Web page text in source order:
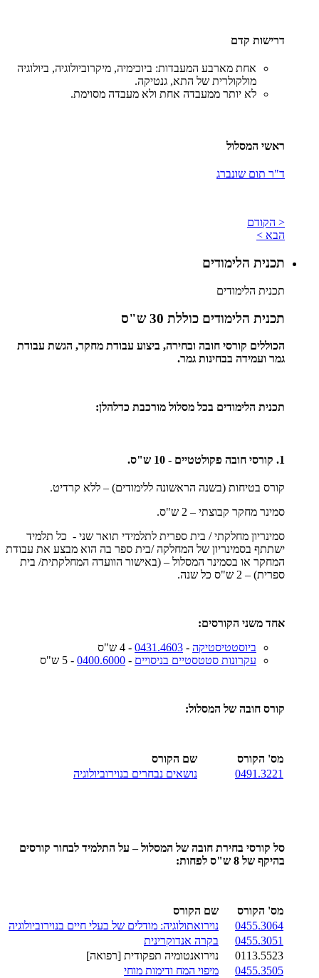
דרישות קדם
אחת מארבע המעבדות: ביוכימיה, מיקרוביולוגיה, ביולוגיה
מולקולרית של התא, גנטיקה.
לא יותר ממעבדה אחת ולא מעבדה מסוימת.
ראשי המסלול
ד"ר תום שונברג
< הקודם
הבא >
תכנית הלימודים
תכנית הלימודים
תכנית הלימודים כוללת 30 ש"ס
הכוללים קורסי חובה ובחירה, ביצוע עבודת מחקר, הגשת עבודת
גמר ועמידה בבחינות גמר.
תכנית הלימודים בכל מסלול מורכבת כדלהלן:
1. קורסי חובה פקולטטיים - 10 ש"ס.
קורס בטיחות (בשנה הראשונה ללימודים) – ללא קרדיט.
סמינר מחקר קבוצתי – 2 ש"ס.
סמינריון מחלקתי / בית ספרית לתלמידי תואר שני - כל תלמיד
ישתתף בסמינריון של המחלקה /בית ספר בה הוא מבצע את עבודת
המחקר או בסמינר המסלול – (באישור הוועדה המחלקתית/ בית
ספרית) – 2 ש"ס כל שנה.
אחד משני הקורסים:
ביוסטטיסטיקה -
0431.4603 - 4 ש"ס
עקרונות סטטסטיים בניסויים -
0400.6000 - 5 ש"ס
קורס חובה של המסלול:
מס' הקורס
שם הקורס
0491.3221
נושאים נבחרים בנוירוביולוגיה
סל קורסי בחירת חובה של המסלול – על התלמיד לבחור קורסים
בהיקף של 8 ש"ס לפחות:
מס' הקורס
שם הקורס
0455.3064
נוירואתולוגיה: מודלים של בעלי חיים בנוירוביולוגיה
0455.3051
בקרה אנדוקרינית
0113.5523
נוירואנטומיה תפקודית [רפואה]
0455.3505
מיפוי המח ודימות מוחי